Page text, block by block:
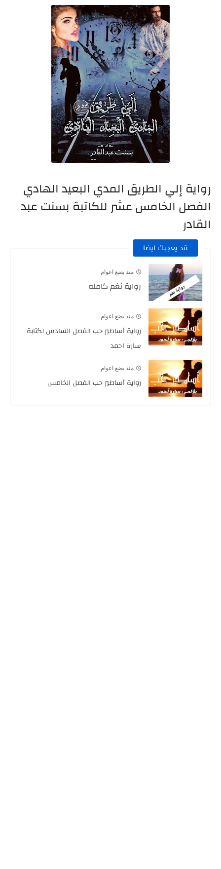
رواية إلي الطريق المدي البعيد الهادي
الفصل الخامس عشر للكاتبة بسنت عبد
القادر
قد يعجبك ايضا
منذ بضع اعوام
رواية نغم كامله
منذ بضع اعوام
رواية أساطير حب الفصل السادس لكتابة
سارة احمد
منذ بضع اعوام
رواية أساطير حب الفصل الخامس